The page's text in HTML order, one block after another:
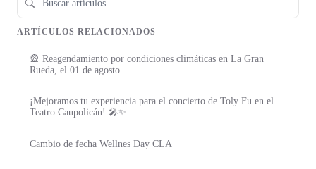
ARTÍCULOS RELACIONADOS
🎡 Reagendamiento por condiciones climáticas en La Gran
Rueda, el 01 de agosto
¡Mejoramos tu experiencia para el concierto de Toly Fu en el
Teatro Caupolicán! 🎤✨
Cambio de fecha Wellnes Day CLA